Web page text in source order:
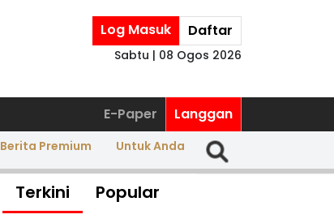
Log Masuk Daftar
Sabtu | 08 Ogos 2026
E-Paper Langgan
Berita Premium Untuk Anda
Terkini Popular